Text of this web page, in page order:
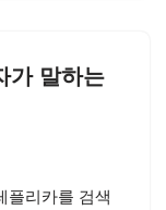
가 말하는
플리카를 검색